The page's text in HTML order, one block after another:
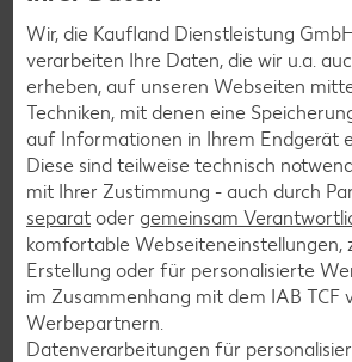
Pizza-Rezepte
Pasta-Rezepte
Sushi-Rezepte
Raclette-Rezepte
Flammkuchen-Rezepte
Frühstücksrezepte
Salat-Rezepte
Spargel-Rezepte
Wir, die Kaufland Dienstleistung
verarbeiten Ihre Daten, die wir u.a.
erheben, auf unseren Webseiten
Techniken, mit denen eine
auf Informationen in Ihrem Endgerät
Diese sind teilweise technisch
mit Ihrer Zustimmung - auch durch
separat oder gemeinsam
komfortable Webseiteneinstellungen,
Erstellung oder für personalisierte
im Zusammenhang mit dem IAB TCF
Werbepartnern.
Datenverarbeitungen für